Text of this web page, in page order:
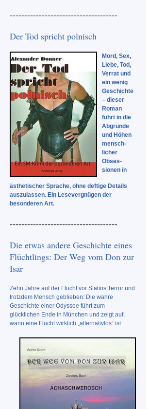
-------------------------------------
Der Tod spricht polnisch
Mord, Sex,
Liebe, Tod,
Verrat und
ein wenig
Geschichte
– dieser
Roman
führt in die
Abgründe
und Höhen
mensch-
licher
Obses-
sionen in
ästhetischer Sprache, ohne deftige Details
auszulassen. Ein Lesevergnügen der
besonderen Art.
-------------------------------------
Die etwas andere Geschichte eines
Flüchtlings: Der Weg vom Don zur
Isar
Zehn Jahre auf der Flucht vor Stalins Terror und
trotzdem Mensch geblieben: Die wahre
Geschichte einer Odyssee führt zum
glücklichen Ende in München und zeigt auf,
wann eine Flucht wirklich „alternativlos“ ist.